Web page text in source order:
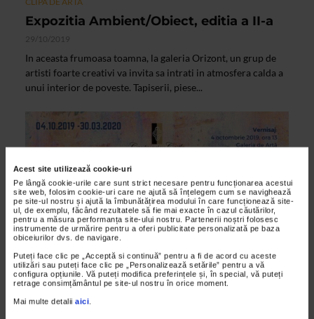
Acest site utilizează cookie-uri
Pe lângă cookie-urile care sunt strict necesare pentru funcționarea acestui
site web, folosim cookie-uri care ne ajută să înțelegem cum se navighează
pe site-ul nostru și ajută la îmbunătățirea modului în care funcționează site-
ul, de exemplu, făcând rezultatele să fie mai exacte în cazul căutărilor,
pentru a măsura performanța site-ului nostru. Partenerii noștri folosesc
instrumente de urmărire pentru a oferi publicitate personalizată pe baza
obiceiurilor dvs. de navigare.
Puteți face clic pe „Acceptă si continuă” pentru a fi de acord cu aceste
utilizări sau puteți face clic pe „Personalizează setările” pentru a vă
configura opțiunile. Vă puteți modifica preferințele și, în special, vă puteți
retrage consimțământul pe site-ul nostru în orice moment.
Mai multe detalii aici.
Expozitia Ambient/Obiect, editia a II-a
29/10/2019
In aceasta frumoasa toamna, la galeria Orizont, un grup de
artisti foarte creativi va invita sa intrati in atmosfera calda a
unui interior de poveste. Tapiserii, piese...
CLIPA DE ARTA
BOOKS & ARTS: Arta lecturii @ Castelul
Cantacuzino, Busteni